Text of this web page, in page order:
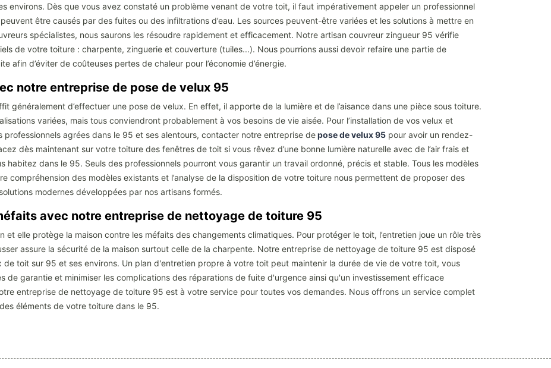
environs. Dès que vous avez constaté un problème venant de votre toit, il faut impérativement appeler un professionnel
être causés par des fuites ou des infiltrations d’eau. Les sources peuvent-être variées et les solutions à mettre en
spécialistes, nous saurons les résoudre rapidement et efficacement. Notre artisan couvreur zingueur 95 vérifie
de votre toiture : charpente, zinguerie et couverture (tuiles...). Nous pourrions aussi devoir refaire une partie de
afin d’éviter de coûteuses pertes de chaleur pour l’économie d’énergie.
notre entreprise de pose de velux 95
généralement d’effectuer une pose de velux. En effet, il apporte de la lumière et de l’aisance dans une pièce sous toiture.
variées, mais tous conviendront probablement à vos besoins de vie aisée. Pour l’installation de vos velux et
agrées dans le 95 et ses alentours, contacter notre entreprise depose de velux 95 pour avoir un rendez-
dès maintenant sur votre toiture des fenêtres de toit si vous rêvez d’une bonne lumière naturelle avec de l’air frais et
habitez dans le 95. Seuls des professionnels pourront vous garantir un travail ordonné, précis et stable. Tous les modèles
compréhension des modèles existants et l’analyse de la disposition de votre toiture nous permettent de proposer des
modernes développées par nos artisans formés.
avec notre entreprise de nettoyage de toiture 95
et elle protège la maison contre les méfaits des changements climatiques. Pour protéger le toit, l’entretien joue un rôle très
assure la sécurité de la maison surtout celle de la charpente. Notre entreprise de nettoyage de toiture 95 est disposé
toit sur 95 et ses environs. Un plan d'entretien propre à votre toit peut maintenir la durée de vie de votre toit, vous
de garantie et minimiser les complications des réparations de fuite d'urgence ainsi qu'un investissement efficace
entreprise de nettoyage de toiture 95 est à votre service pour toutes vos demandes. Nous offrons un service complet
éléments de votre toiture dans le 95.